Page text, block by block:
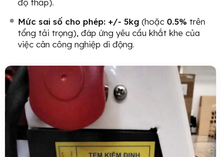
Mức sai số cho phép: +/- 5kg (hoặc 0.5% trên
tổng tải trọng), đáp ứng yêu cầu khắt khe của
việc cân công nghiệp di động.